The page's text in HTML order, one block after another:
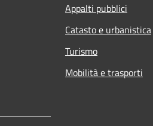
Appalti pubblici
Catasto e urbanistica
Turismo
Mobilità e trasporti